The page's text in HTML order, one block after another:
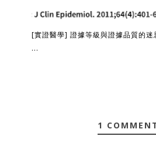
[實證醫學] 證據等級與證據品質的迷
...
1